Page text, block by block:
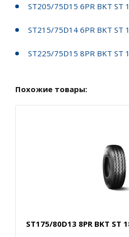
ST205/75D15 6PR BKT ST
ST215/75D14 6PR BKT ST
ST225/75D15 8PR BKT ST
Похожие товары:
ST175/80D13 8PR BKT ST